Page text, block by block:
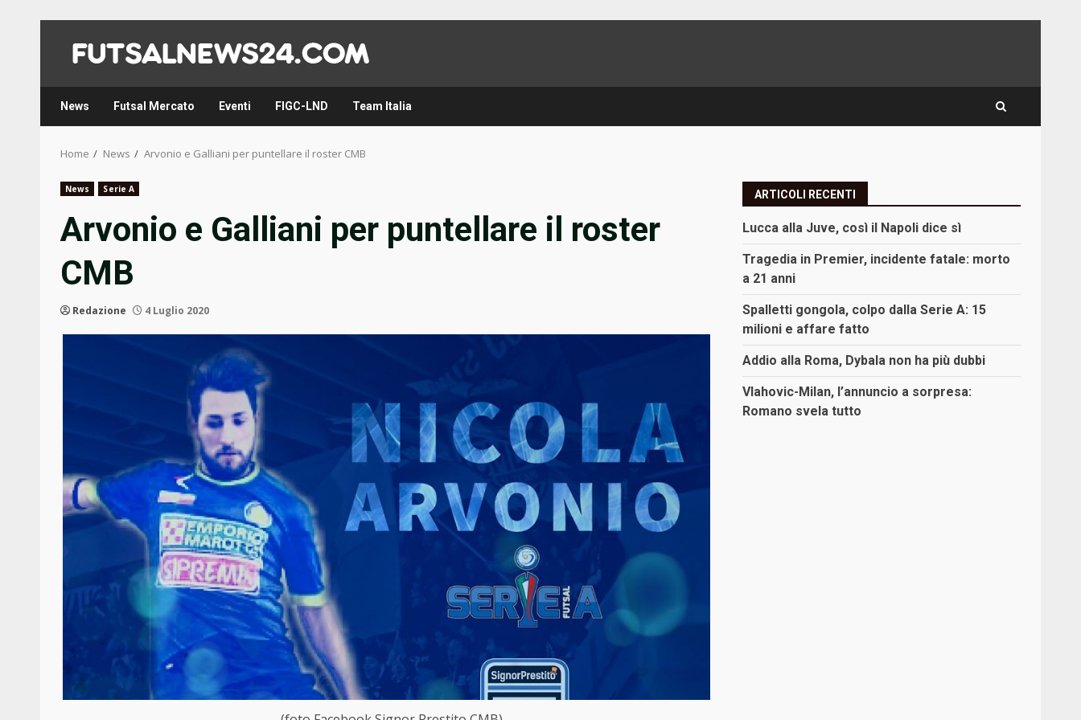
content
News Futsal Mercato Eventi FIGC-LND Team Italia
Home News Arvonio e Galliani per puntellare il roster CMB
News Serie A
Arvonio e Galliani per puntellare il roster
CMB
Redazione 4 Luglio 2020
ARTICOLI RECENTI
Lucca alla Juve, così il Napoli dice sì
Tragedia in Premier, incidente fatale: morto
a 21 anni
Spalletti gongola, colpo dalla Serie A: 15
milioni e affare fatto
Addio alla Roma, Dybala non ha più dubbi
Vlahovic-Milan, l’annuncio a sorpresa:
Romano svela tutto